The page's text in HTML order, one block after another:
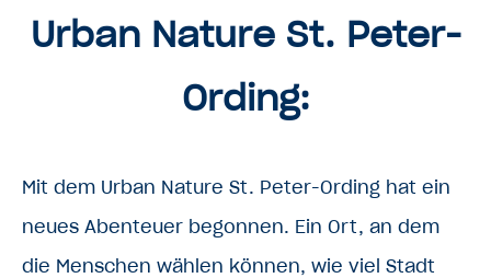
Urban Nature St. Peter-
Ording:
Mit dem Urban Nature St. Peter-Ording hat ein
neues Abenteuer begonnen. Ein Ort, an dem
die Menschen wählen können, wie viel Stadt